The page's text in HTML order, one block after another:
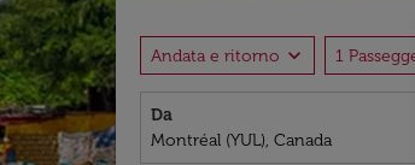
Andata e ritorno expand_more 1
Da